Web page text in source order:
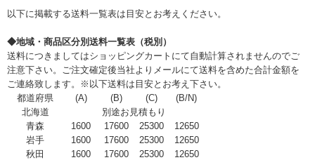
以下に掲載する送料一覧表は目安とお考えください。
◆地域・商品区分別送料一覧表（税別）
送料につきましてはショッピングカートにて自動計算されませんのでご
注意下さい。ご注文確定後当社よりメールにて送料を含めた合計金額を
ご連絡致します。※以下送料は目安とお考え下さい。
都道府県
(A) (B) (C)
(B/N)
北海道
別途お見積もり
青森
1600 17600 25300
12650
岩手
1600 17600 25300
12650
秋田
1600 17600 25300
12650